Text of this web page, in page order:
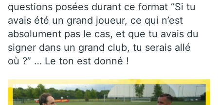
questions posées durant ce format “Si tu
avais été un grand joueur, ce qui n’est
absolument pas le cas, et que tu avais du
signer dans un grand club, tu serais allé
où ?” … Le ton est donné !